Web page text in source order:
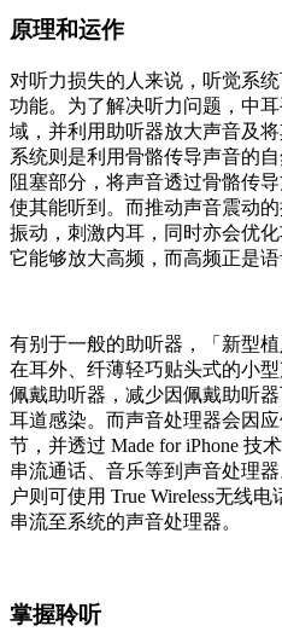
原理和运作
对听力损失的人来说，听觉系
功能。为了解决听力问题，中
域，并利用助听器放大声音及
系统则是利用骨骼传导声音的
阻塞部分，将声音透过骨骼传
使其能听到。而推动声音震动
振动，刺激内耳，同时亦会优
它能够放大高频，而高频正是
有别于一般的助听器，「新型
在耳外、纤薄轻巧贴头式的小
佩戴助听器，减少因佩戴助听
耳道感染。而声音处理器会因
节，并透过 Made for iPhone 技
串流通话、音乐等到声音处理
户则可使用 True Wireless无线
串流至系统的声音处理器。
掌握聆听